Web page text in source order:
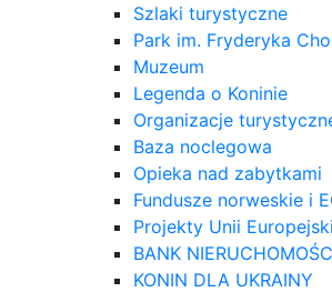
Szlaki turystyczne
Park im. Fryderyka
Muzeum
Legenda o Koninie
Organizacje
Baza noclegowa
Opieka nad zabytkami
Fundusze norweskie i
Projekty Unii
BANK
KONIN DLA UKRAINY